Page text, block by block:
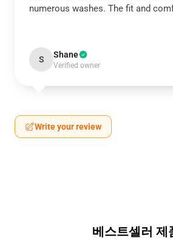
numerous washes. The fit and
S Shane
Verified owner
Write your review
베스트셀러 제